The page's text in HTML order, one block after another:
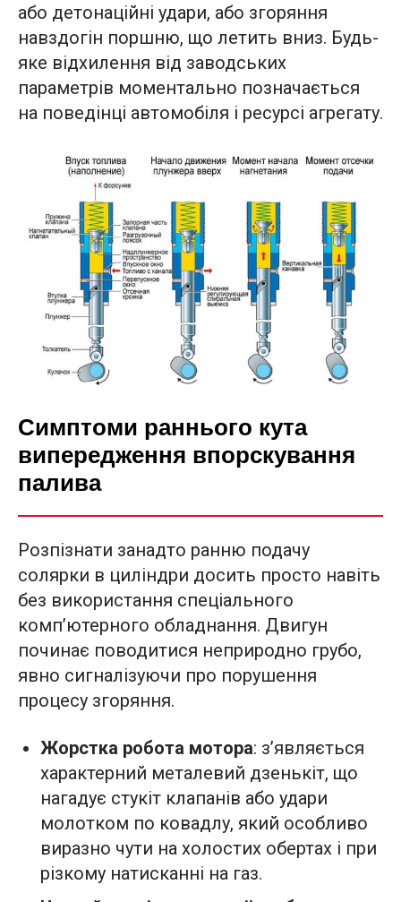
або детонаційні удари, або згоряння
навздогін поршню, що летить вниз. Будь-
яке відхилення від заводських
параметрів моментально позначається
на поведінці автомобіля і ресурсі агрегату.
Симптоми раннього кута
випередження впорскування
палива
Розпізнати занадто ранню подачу
солярки в циліндри досить просто навіть
без використання спеціального
комп’ютерного обладнання. Двигун
починає поводитися неприродно грубо,
явно сигналізуючи про порушення
процесу згоряння.
Жорстка робота мотора: з’являється
характерний металевий дзенькіт, що
нагадує стукіт клапанів або удари
молотком по ковадлу, який особливо
виразно чути на холостих обертах і при
різкому натисканні на газ.